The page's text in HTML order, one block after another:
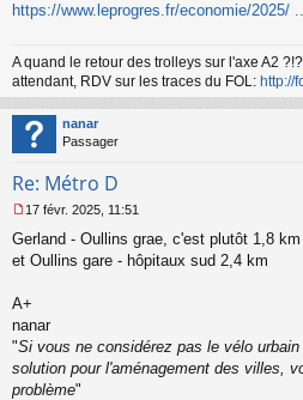
https://www.leprogres.fr/economie/2025/
A quand le retour des trolleys sur l'axe A2
attendant, RDV sur les traces du FOL: http://
nanar
Passager
Re: Métro D
e
s
g
e
n
o
n
17 févr. 2025, 11:51
Gerland - Oullins grae, c'est plutôt 1,8 km
et Oullins gare - hôpitaux sud 2,4 km
A+
nanar
"Si vous ne considérez pas le vélo
solution pour l'aménagement des villes,
problème"